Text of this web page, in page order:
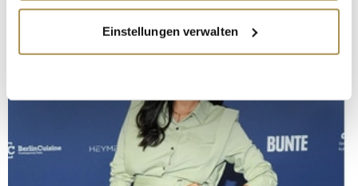
Informationen über Ihre geografische Lage
erfassen, welche bis auf einige Meter genau sein
bestimmten Merkmalen (Fingerprinting) identifizieren
Erfahren Sie mehr darüber, wie Ihre persönlichen Daten
verarbeitet werden, und legen Sie Ihre Präferenzen im
Abschnitt Einzelheitenfest.
Einstellungen verwalten